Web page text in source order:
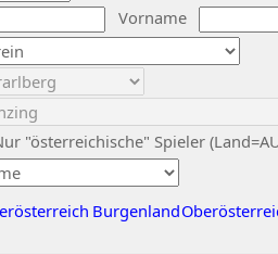
Vorname
"österreichische" Spieler
Burgenland